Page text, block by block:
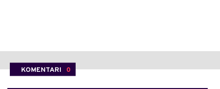
KOMENTARI 0